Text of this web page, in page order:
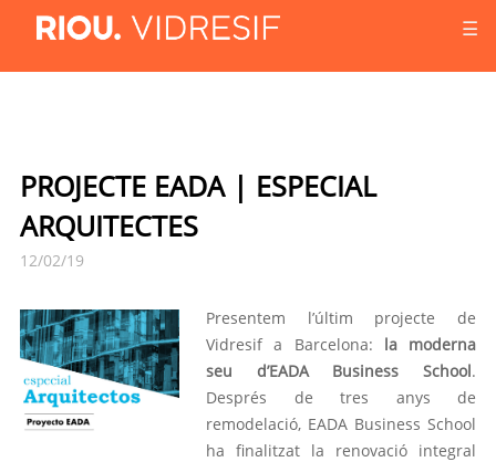
☰
PROJECTE EADA | ESPECIAL
ARQUITECTES
12/02/19
Presentem l’últim projecte de
Vidresif a Barcelona: la moderna
seu d’EADA Business School.
Després de tres anys de
remodelació, EADA Business School
ha finalitzat la renovació integral